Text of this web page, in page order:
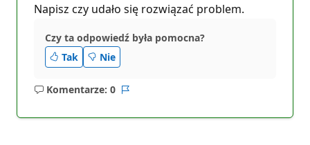
Napisz czy udało się rozwiązać problem.
Czy ta odpowiedź była pomocna?
Tak
Nie
Komentarze: 0
Brak